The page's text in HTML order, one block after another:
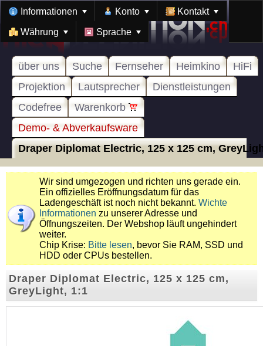
Informationen Konto Kontakt
Währung Sprache
über uns Suche Fernseher Heimkino
HiFi
Projektion
Lautsprecher
Dienstleistungen
Codefree
Warenkorb
Demo- & Abverkaufsware
Draper Diplomat Electric, 125 x 125 cm,
Wir sind umgezogen und richten uns gerade ein.
Ein offizielles Eröffnungsdatum für das
Ladengeschäft ist noch nicht bekannt. Wichte
Informationen zu unserer Adresse und
Öffnungszeiten. Der Webshop läuft ungehindert
weiter.
Chip Krise: Bitte lesen, bevor Sie RAM, SSD und
HDD oder CPUs bestellen.
Draper Diplomat Electric, 125 x 125 cm,
GreyLight, 1:1